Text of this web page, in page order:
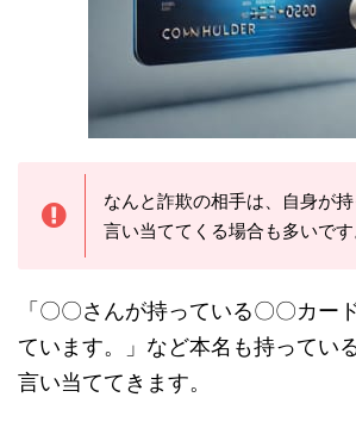
なんと詐欺の相手は、自身が
言い当ててくる場合も多いです
「〇〇さんが持っている〇〇カー
ています。」など本名も持ってい
言い当ててきます。